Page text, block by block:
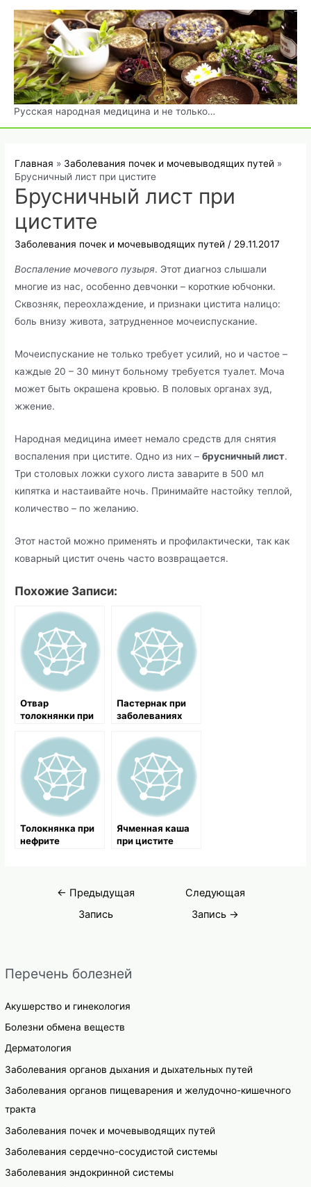
Перейти
содержимому
Русская народная медицина и не только…
Перечень болезней
Акушерство и гинекология
Болезни обмена веществ
Дерматология
Заболевания органов дыхания и дыхательных путей
Заболевания органов пищеварения и желудочно-кишечного
тракта
Заболевания почек и мочевыводящих путей
Заболевания сердечно-сосудистой системы
Заболевания эндокринной системы
Главная
Заболевания почек и мочевыводящих путей
Брусничный лист при цистите
Брусничный лист при
цистите
Заболевания почек и мочевыводящих путей / 29.11.2017
Воспаление мочевого пузыря. Этот диагноз слышали
многие из нас, особенно девчонки – короткие юбчонки.
Сквозняк, переохлаждение, и признаки цистита налицо:
боль внизу живота, затрудненное мочеиспускание.
Мочеиспускание не только требует усилий, но и частое –
каждые 20 – 30 минут больному требуется туалет. Моча
может быть окрашена кровью. В половых органах зуд,
жжение.
Народная медицина имеет немало средств для снятия
воспаления при цистите. Одно из них –брусничный лист.
Три столовых ложки сухого листа заварите в 500 мл
кипятка и настаивайте ночь. Принимайте настойку теплой,
количество – по желанию.
Этот настой можно применять и профилактически, так как
коварный цистит очень часто возвращается.
Похожие Записи:
Отвар
толокнянки при
Пастернак при
заболеваниях
Толокнянка при
нефрите
Ячменная каша
при цистите
Навигация
← Предыдущая
Запись
Следующая
Запись →